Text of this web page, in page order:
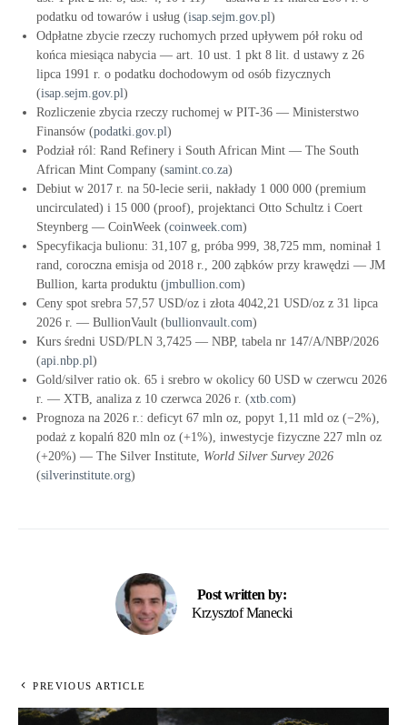
podatku od towarów i usług (isap.sejm.gov.pl)
Odpłatne zbycie rzeczy ruchomych przed upływem pół roku od
końca miesiąca nabycia — art. 10 ust. 1 pkt 8 lit. d ustawy z 26
lipca 1991 r. o podatku dochodowym od osób fizycznych
(isap.sejm.gov.pl)
Rozliczenie zbycia rzeczy ruchomej w PIT-36 — Ministerstwo
Finansów (podatki.gov.pl)
Podział ról: Rand Refinery i South African Mint — The South
African Mint Company (samint.co.za)
Debiut w 2017 r. na 50-lecie serii, nakłady 1 000 000 (premium
uncirculated) i 15 000 (proof), projektanci Otto Schultz i Coert
Steynberg — CoinWeek (coinweek.com)
Specyfikacja bulionu: 31,107 g, próba 999, 38,725 mm, nominał 1
rand, coroczna emisja od 2018 r., 200 ząbków przy krawędzi — JM
Bullion, karta produktu (jmbullion.com)
Ceny spot srebra 57,57 USD/oz i złota 4042,21 USD/oz z 31 lipca
2026 r. — BullionVault (bullionvault.com)
Kurs średni USD/PLN 3,7425 — NBP, tabela nr 147/A/NBP/2026
(api.nbp.pl)
Gold/silver ratio ok. 65 i srebro w okolicy 60 USD w czerwcu 2026
r. — XTB, analiza z 10 czerwca 2026 r. (xtb.com)
Prognoza na 2026 r.: deficyt 67 mln oz, popyt 1,11 mld oz (−2%),
podaż z kopalń 820 mln oz (+1%), inwestycje fizyczne 227 mln oz
(+20%) — The Silver Institute, World Silver Survey 2026
(silverinstitute.org)
Post written by:
Krzysztof Manecki
PREVIOUS ARTICLE